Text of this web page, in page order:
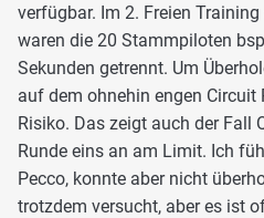
verfügbar. Im 2. Freien
waren die 20 Stammpiloten
Sekunden getrennt. Um
auf dem ohnehin engen Circuit
Risiko. Das zeigt auch der Fall
Runde eins an am Limit. Ich
Pecco, konnte aber nicht
trotzdem versucht, aber es ist